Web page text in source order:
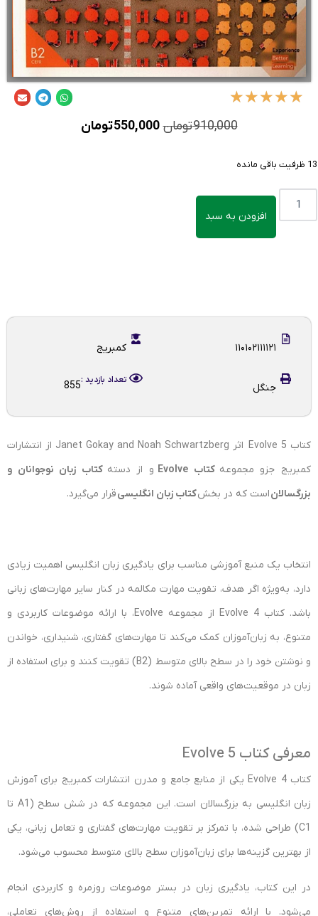
★
★
★
★
★
910,000تومان 550,000تومان
13 ظرفیت باقی مانده
افزودن به سبد
۱۱۰۱۰۲۱۱۱۱۲۱ کمبریج
جنگل
تعداد بازدید :855
کتاب Evolve 5 اثر Janet Gokay and Noah Schwartzberg از انتشارات
کمبریج جزو مجموعه کتاب Evolve و از دستهکتاب زبان نوجوانان و
بزرگسالاناست که در بخشکتاب زبان انگلیسیقرار می‌گیرد.
انتخاب یک منبع آموزشی مناسب برای یادگیری زبان انگلیسی اهمیت زیادی
دارد، به‌ویژه اگر هدف، تقویت مهارت مکالمه در کنار سایر مهارت‌های زبانی
باشد. کتاب Evolve 4 از مجموعه Evolve، با ارائه موضوعات کاربردی و
متنوع، به زبان‌آموزان کمک می‌کند تا مهارت‌های گفتاری، شنیداری، خواندن
و نوشتن خود را در سطح بالای متوسط (B2) تقویت کنند و برای استفاده از
زبان در موقعیت‌های واقعی آماده شوند.
معرفی کتاب Evolve 5
کتاب Evolve 4 یکی از منابع جامع و مدرن انتشارات کمبریج برای آموزش
زبان انگلیسی به بزرگسالان است. این مجموعه که در شش سطح (A1 تا
C1) طراحی شده، با تمرکز بر تقویت مهارت‌های گفتاری و تعامل زبانی، یکی
از بهترین گزینه‌ها برای زبان‌آموزان سطح بالای متوسط محسوب می‌شود.
در این کتاب، یادگیری زبان در بستر موضوعات روزمره و کاربردی انجام
می‌شود. با ارائه تمرین‌های متنوع و استفاده از روش‌های تعاملی،